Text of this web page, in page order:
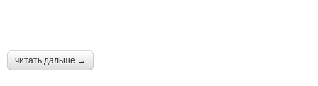
читать дальше →